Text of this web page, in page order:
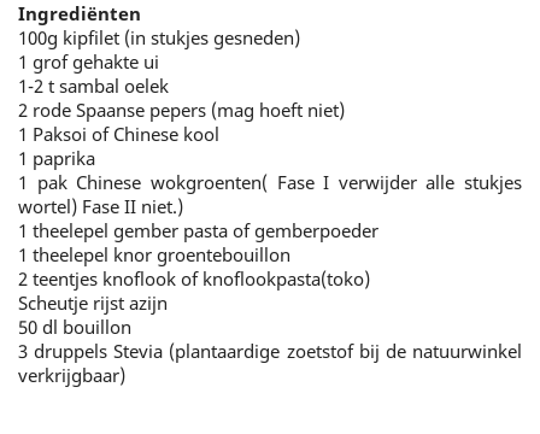
Ingrediënten
100g kipfilet (in stukjes gesneden)
1 grof gehakte ui
1-2 t sambal oelek
2 rode Spaanse pepers (mag hoeft niet)
1 Paksoi of Chinese kool
1 paprika
1 pak Chinese wokgroenten( Fase I verwijder alle stukjes
wortel) Fase II niet.)
1 theelepel gember pasta of gemberpoeder
1 theelepel knor groentebouillon
2 teentjes knoflook of knoflookpasta(toko)
Scheutje rijst azijn
50 dl bouillon
3 druppels Stevia (plantaardige zoetstof bij de natuurwinkel
verkrijgbaar)